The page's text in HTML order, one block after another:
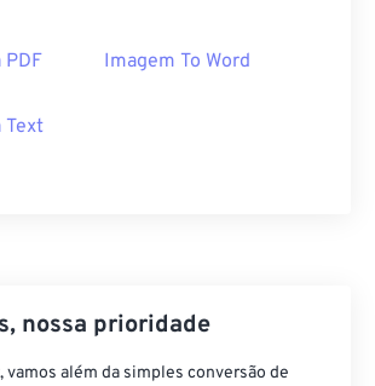
PDF Imagem To Word
Text
nossa prioridade
vamos além da simples conversão de